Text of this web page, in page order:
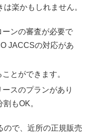
楽かもしれません。
ンの審査が必要で
JACCSの対応があ
とができます。
スのプランがあり
もOK。
ので、近所の正規販売